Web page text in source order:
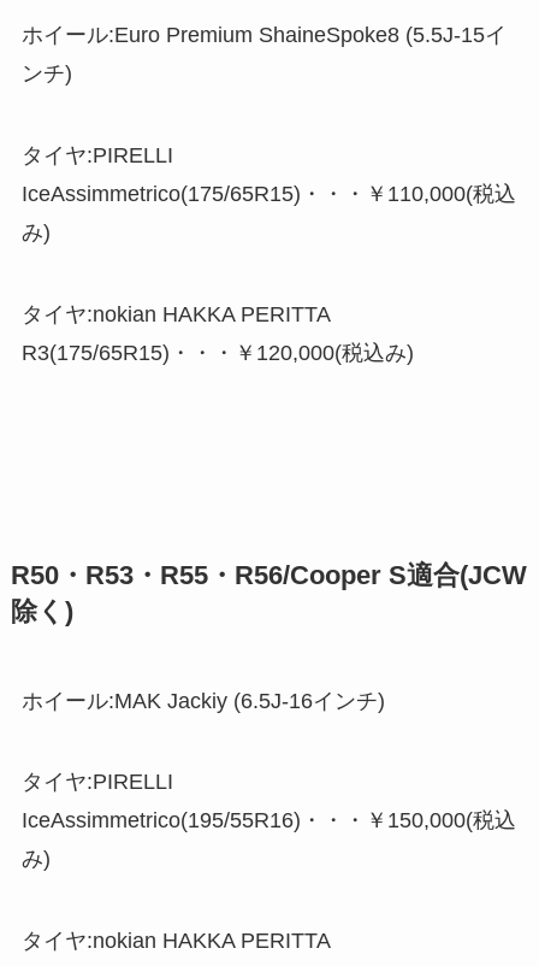
ホイール:Euro Premium ShaineSpoke8 (5.5J-15イ
ンチ)
タイヤ:PIRELLI
IceAssimmetrico(175/65R15)・・・￥110,000(税込
み)
タイヤ:nokian HAKKA PERITTA
R3(175/65R15)・・・￥120,000(税込み)
R50・R53・R55・R56/Cooper S適合(JCW
除く)
ホイール:MAK Jackiy (6.5J-16インチ)
タイヤ:PIRELLI
IceAssimmetrico(195/55R16)・・・￥150,000(税込
み)
タイヤ:nokian HAKKA PERITTA